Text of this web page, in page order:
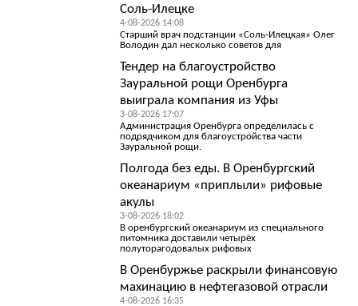
Соль-Илецке
4-08-2026 14:08
Старший врач подстанции «Соль-Илецкая» Олег
Володин дал несколько советов для
Тендер на благоустройство
Зауральной рощи Оренбурга
выиграла компания из Уфы
3-08-2026 17:07
Администрация Оренбурга определилась с
подрядчиком для благоустройства части
Зауральной рощи.
Полгода без еды. В Оренбургский
океанариум «приплыли» рифовые
акулы
3-08-2026 18:02
В оренбургский океанариум из специального
питомника доставили четырёх
полуторагодовалых рифовых
В Оренбуржье раскрыли финансовую
махинацию в нефтегазовой отрасли
4-08-2026 16:35